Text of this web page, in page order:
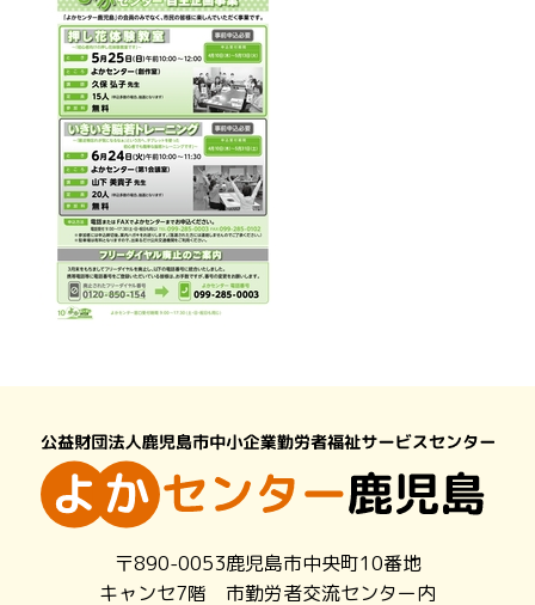
〒890-0053鹿児島市中央町10番地
キャンセ7階 市勤労者交流センター内